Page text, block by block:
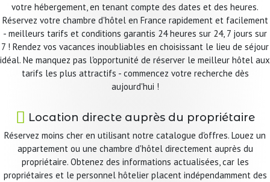
votre hébergement, en tenant compte des dates et des heures.
Réservez votre chambre d'hôtel en France rapidement et facilement
- meilleurs tarifs et conditions garantis 24 heures sur 24, 7 jours sur
7 ! Rendez vos vacances inoubliables en choisissant le lieu de séjour
idéal. Ne manquez pas l'opportunité de réserver le meilleur hôtel aux
tarifs les plus attractifs - commencez votre recherche dès
aujourd'hui !
Location directe auprès du propriétaire
Réservez moins cher en utilisant notre catalogue d'offres. Louez un
appartement ou une chambre d'hôtel directement auprès du
propriétaire. Obtenez des informations actualisées, car les
propriétaires et le personnel hôtelier placent indépendamment des